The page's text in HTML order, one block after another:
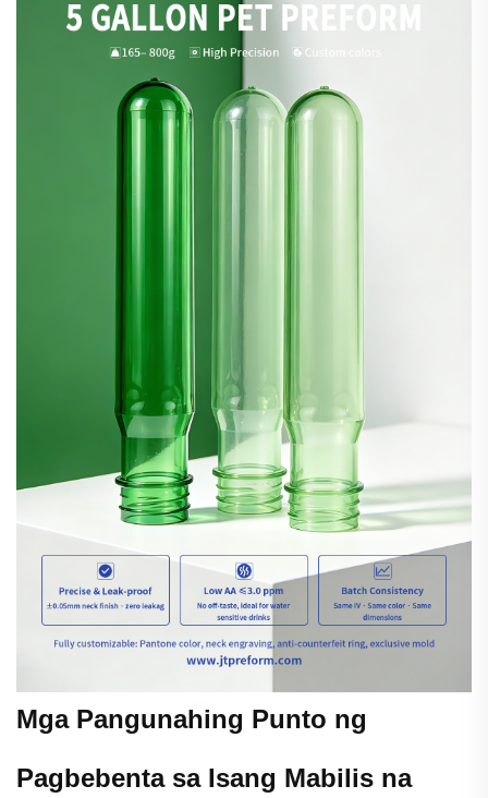
Mga Pangunahing Punto ng
Pagbebenta sa Isang Mabilis na